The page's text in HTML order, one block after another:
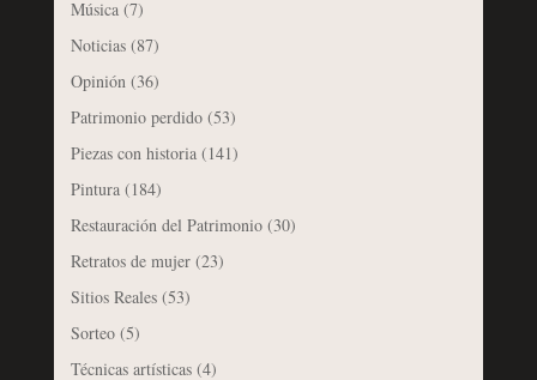
Música(7)
Noticias(87)
Opinión(36)
Patrimonio perdido(53)
Piezas con historia(141)
Pintura(184)
Restauración del Patrimonio(30)
Retratos de mujer(23)
Sitios Reales(53)
Sorteo(5)
Técnicas artísticas(4)